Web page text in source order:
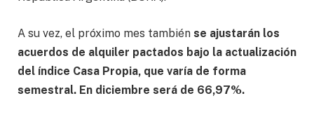
A su vez, el próximo mes también se ajustarán los
acuerdos de alquiler pactados bajo la actualización
del índice Casa Propia, que varía de forma
semestral. En diciembre será de 66,97%.